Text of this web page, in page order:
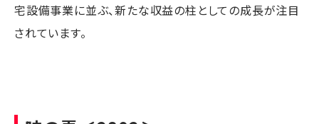
宅設備事業に並ぶ、新たな収益の柱としての成長が注目
されています。